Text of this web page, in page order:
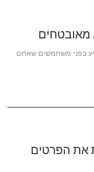
מאובטחים
בפני משתמשים שאתם
את הפרטים